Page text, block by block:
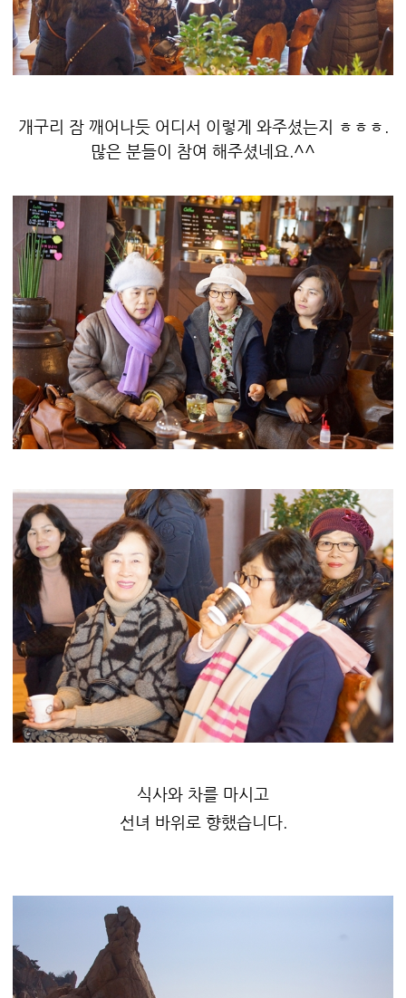
개구리 잠 깨어나듯 어디서 이렇게 와주셨는지 ㅎㅎㅎ.
많은 분들이 참여 해주셨네요.^^
식사와 차를 마시고
선녀 바위로 향했습니다.